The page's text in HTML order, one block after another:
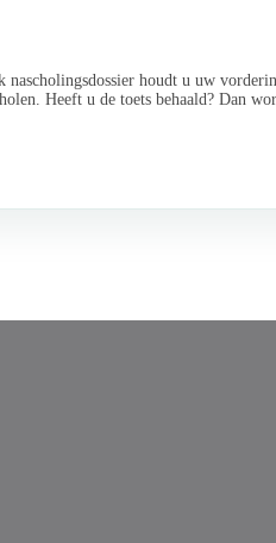
houdt u uw
Heeft u de toets behaald? Dan